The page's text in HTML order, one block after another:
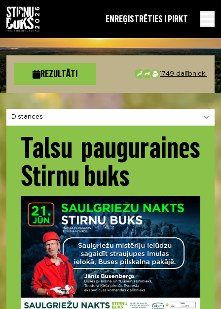
ENREĢISTRĒTIES I PIRKT
REZULTĀTI 1749 dalībnieki
Talsu pauguraines
Stirnu buks